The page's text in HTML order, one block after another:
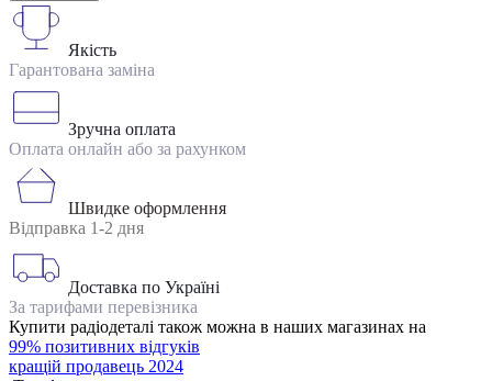
Якість
Гарантована заміна
Зручна оплата
Оплата онлайн або за рахунком
Швидке оформлення
Відправка 1-2 дня
Доставка по Україні
За тарифами перевізника
Купити радіодеталі також можна в наших магазинах на
99% позитивних відгуків
кращій продавець 2024